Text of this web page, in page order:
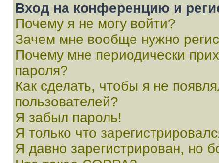
Вход на конференцию и
Почему я не могу войти?
Зачем мне вообще нужно
Почему мне периодически
пароля?
Как сделать, чтобы я не
пользователей?
Я забыл пароль!
Я только что
Я давно зарегистрирован, но